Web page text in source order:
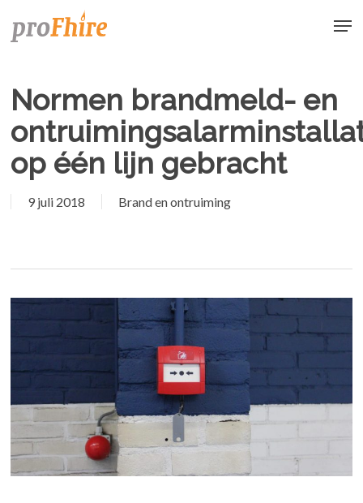
Normen brandmeld- en
op één lijn gebracht
9 juli 2018 Brand en ontruiming